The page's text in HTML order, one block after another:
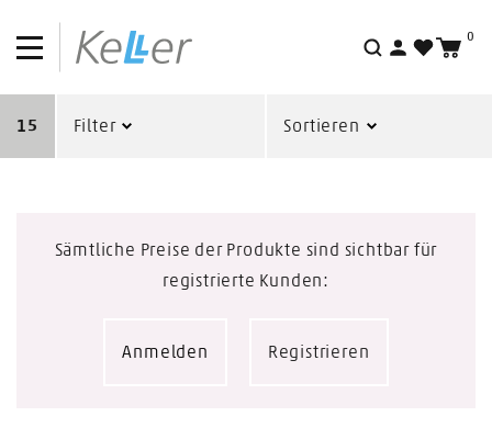
Suche
0
15 Filter Sortieren
Sämtliche Preise der Produkte sind sichtbar für
registrierte Kunden:
Anmelden Registrieren